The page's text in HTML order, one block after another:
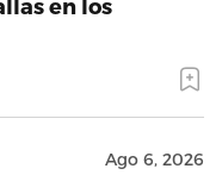
Ago 6, 2026